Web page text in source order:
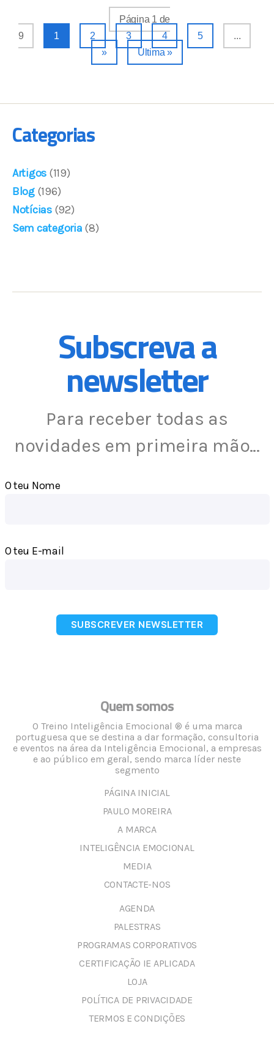
Página 1 de
9
1 2 3 4 5
...
»
Última »
Categorias
Artigos (119)
Blog(196)
Notícias(92)
Sem categoria (8)
Subscreva a
newsletter
Para receber todas as
novidades em primeira mão…
O teu Nome
O teu E-mail
SUBSCREVER NEWSLETTER
Quem somos
O Treino Inteligência Emocional ® é uma marca
portuguesa que se destina a dar formação, consultoria
e eventos na área da Inteligência Emocional, a empresas
e ao público em geral, sendo marca líder neste
segmento
PÁGINA INICIAL
PAULO MOREIRA
A MARCA
INTELIGÊNCIA EMOCIONAL
MEDIA
CONTACTE-NOS
AGENDA
PALESTRAS
PROGRAMAS CORPORATIVOS
CERTIFICAÇÃO IE APLICADA
LOJA
POLÍTICA DE PRIVACIDADE
TERMOS E CONDIÇÕES